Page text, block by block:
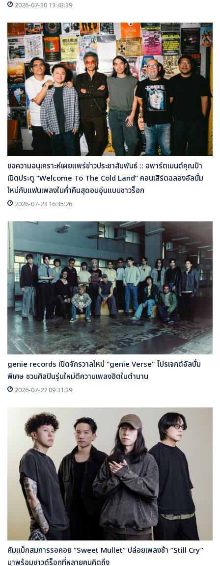
2026-07-30 13:43:39
ขอความอนุเคราะห์เผยแพร่ข่าวประชาสัมพันธ์ :: อพาร์ตเมนต์คุณป้า
เปิดประตู “Welcome To The Cold Land” คอนเสิร์ตฉลองอัลบั้ม
ใหม่กับแฟนเพลงในค่ำคืนสุดอบอุ่นแบบชาวร็อก
2026-07-23 16:35:26
genie records เปิดจักรวาลใหม่ "genie Verse" โปรเจกต์อัลบั้ม
พิเศษ ชวนศิลปินรุ่นใหม่ตีความเพลงฮิตในตำนาน
2026-07-22 09:31:39
คัมแบ็กสมการรอคอย “Sweet Mullet” ปล่อยเพลงช้า “Still Cry”
มาพร้อมซาวด์ร็อกที่หลายคนคิดถึง